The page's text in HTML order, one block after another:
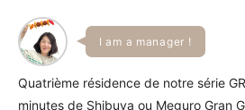
I am a manager !
Quatrième résidence de notre série
minutes de Shibuya ou Meguro Gran